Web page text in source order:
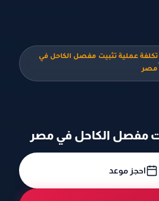
›
تكلفة عملية تثبيت مفصل الكاحل في
مصر
مفصل الكاحل في مصر
احجز موعد